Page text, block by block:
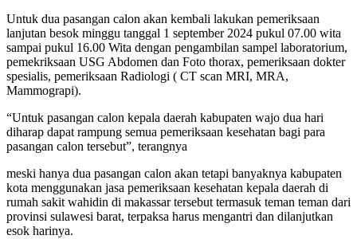
Untuk dua pasangan calon akan kembali lakukan pemeriksaan
lanjutan besok minggu tanggal 1 september 2024 pukul 07.00 wita
sampai pukul 16.00 Wita dengan pengambilan sampel laboratorium,
pemekriksaan USG Abdomen dan Foto thorax, pemeriksaan dokter
spesialis, pemeriksaan Radiologi ( CT scan MRI, MRA,
Mammograpi).
“Untuk pasangan calon kepala daerah kabupaten wajo dua hari
diharap dapat rampung semua pemeriksaan kesehatan bagi para
pasangan calon tersebut”, terangnya
meski hanya dua pasangan calon akan tetapi banyaknya kabupaten
kota menggunakan jasa pemeriksaan kesehatan kepala daerah di
rumah sakit wahidin di makassar tersebut termasuk teman teman dari
provinsi sulawesi barat, terpaksa harus mengantri dan dilanjutkan
esok harinya.